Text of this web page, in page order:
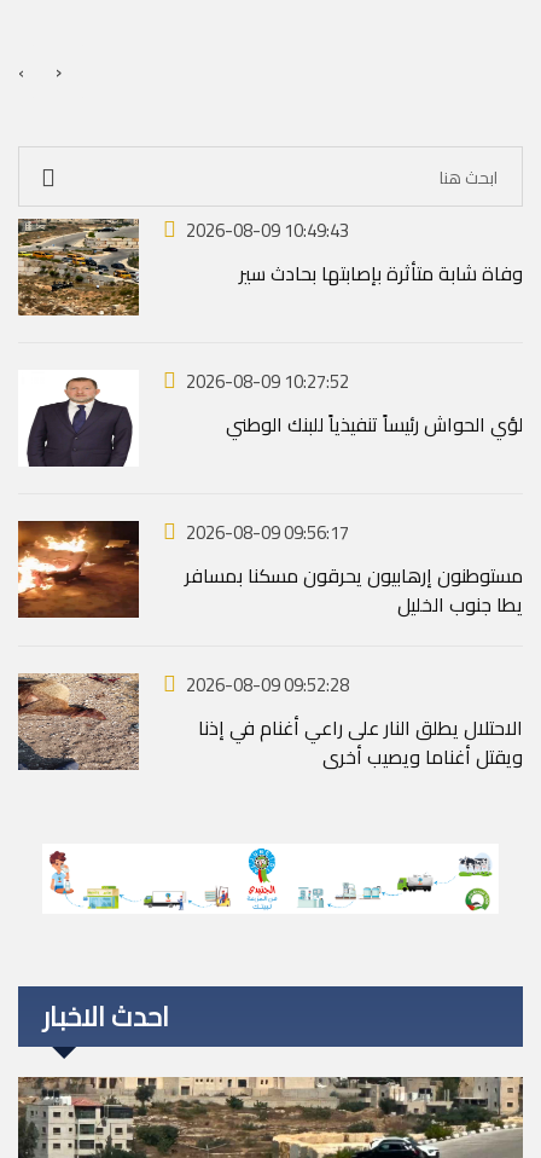
‹ ›
2026-08-09 10:49:43
وفاة شابة متأثرة بإصابتها بحادث سير
2026-08-09 10:27:52
لؤي الحواش رئيساً تنفيذياً للبنك الوطني
2026-08-09 09:56:17
مستوطنون إرهابيون يحرقون مسكنا بمسافر
يطا جنوب الخليل
2026-08-09 09:52:28
الاحتلال يطلق النار على راعي أغنام في إذنا
ويقتل أغناما ويصيب أخرى
احدث الاخبار